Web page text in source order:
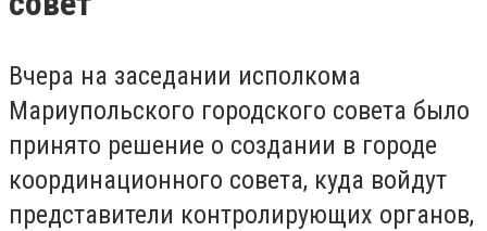
Вчера на заседании исполкома
Мариупольского городского совета было
принято решение о создании в городе
координационного совета, куда войдут
представители контролирующих органов,